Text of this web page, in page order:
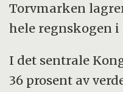
Torvmarken
hele regnskogen i
I det sentrale
36 prosent av